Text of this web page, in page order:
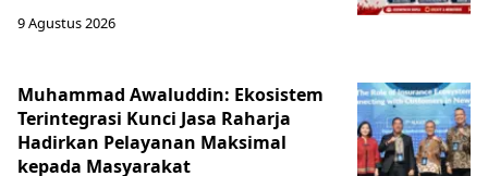
9 Agustus 2026
Muhammad Awaluddin: Ekosistem
Terintegrasi Kunci Jasa Raharja
Hadirkan Pelayanan Maksimal
kepada Masyarakat